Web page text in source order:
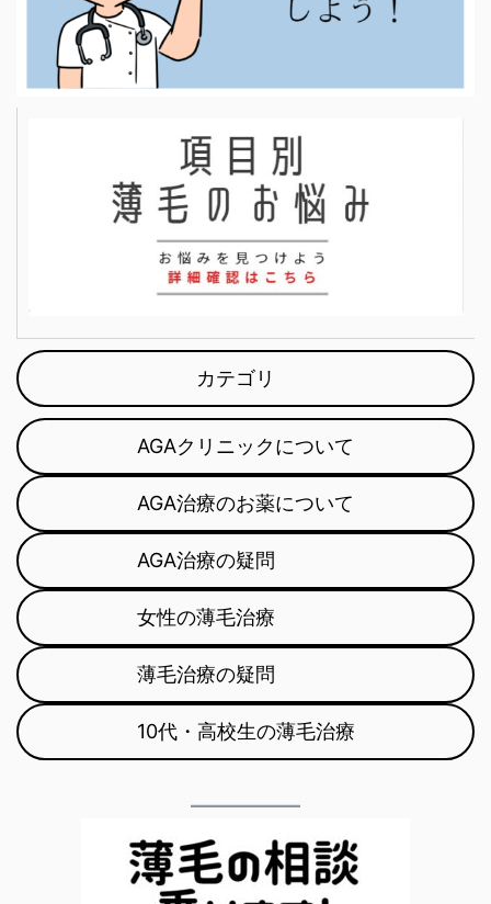
カテゴリ
AGAクリニックについて
AGA治療のお薬について
AGA治療の疑問
女性の薄毛治療
薄毛治療の疑問
10代・高校生の薄毛治療